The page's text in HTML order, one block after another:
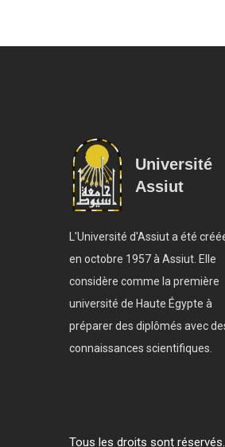
Université
Assiut
L'Université d'Assiut a été
en octobre 1957 à Assiut. Elle
considère comme la première
université de Haute Égypte à
préparer des diplômés avec
connaissances scientifiques.
Tous les droits sont